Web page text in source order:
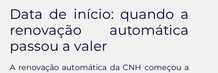
Data de início: quando a
renovação automática
passou a valer
A renovação automática da CNH começou a